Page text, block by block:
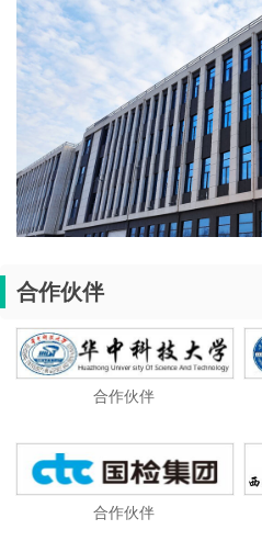
合作伙伴
合作伙伴
合作伙伴